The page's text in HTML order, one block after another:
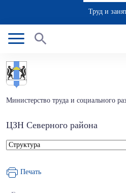
Труд и
Министерство труда и социального
ЦЗН Северного района
Печать